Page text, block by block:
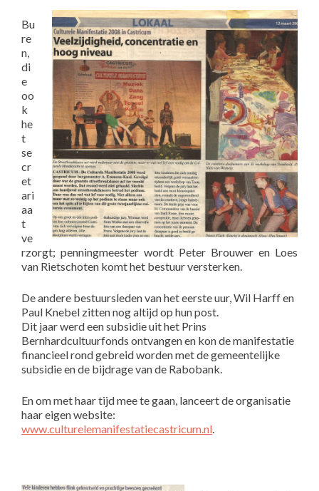
Bu
re
n,
di
e
oo
k
he
t
se
cr
et
ari
aa
t
ve
rzorgt; penningmeester wordt Peter Brouwer en Loes
van Rietschoten komt het bestuur versterken.
De andere bestuursleden van het eerste uur, Wil Harff en
Paul Knebel zitten nog altijd op hun post.
Dit jaar werd een subsidie uit het Prins
Bernhardcultuurfonds ontvangen en kon de manifestatie
financieel rond gebreid worden met de gemeentelijke
subsidie en de bijdrage van de Rabobank.
En om met haar tijd mee te gaan, lanceert de organisatie
haar eigen website:
www.culturelemanifestatiecastricum.nl.